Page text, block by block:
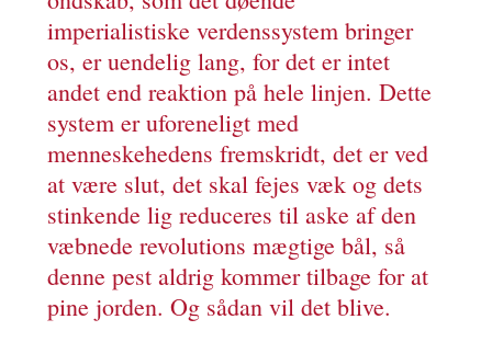
imperialistiske verdenssystem bringer
os, er uendelig lang, for det er intet
andet end reaktion på hele linjen. Dette
system er uforeneligt med
menneskehedens fremskridt, det er ved
at være slut, det skal fejes væk og dets
stinkende lig reduceres til aske af den
væbnede revolutions mægtige bål, så
denne pest aldrig kommer tilbage for at
pine jorden. Og sådan vil det blive.